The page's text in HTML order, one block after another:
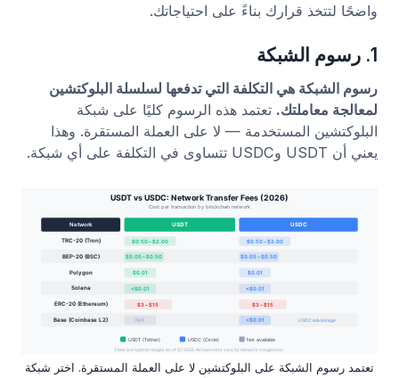
واضحًا لتتخذ قرارك بناءً على احتياجاتك.
1. رسوم الشبكة
رسوم الشبكة هي التكلفة التي تدفعها لسلسلة البلوكتشين
لمعالجة معاملتك. تعتمد هذه الرسوم كليًا على شبكة
البلوكتشين المستخدمة — لا على العملة المستقرة. وهذا
يعني أن USDT وUSDC تتساوى في التكلفة على أي شبكة.
تعتمد رسوم الشبكة على البلوكتشين لا على العملة المستقرة. اختر شبكة